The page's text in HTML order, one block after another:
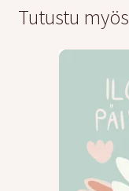
Tutustu myös